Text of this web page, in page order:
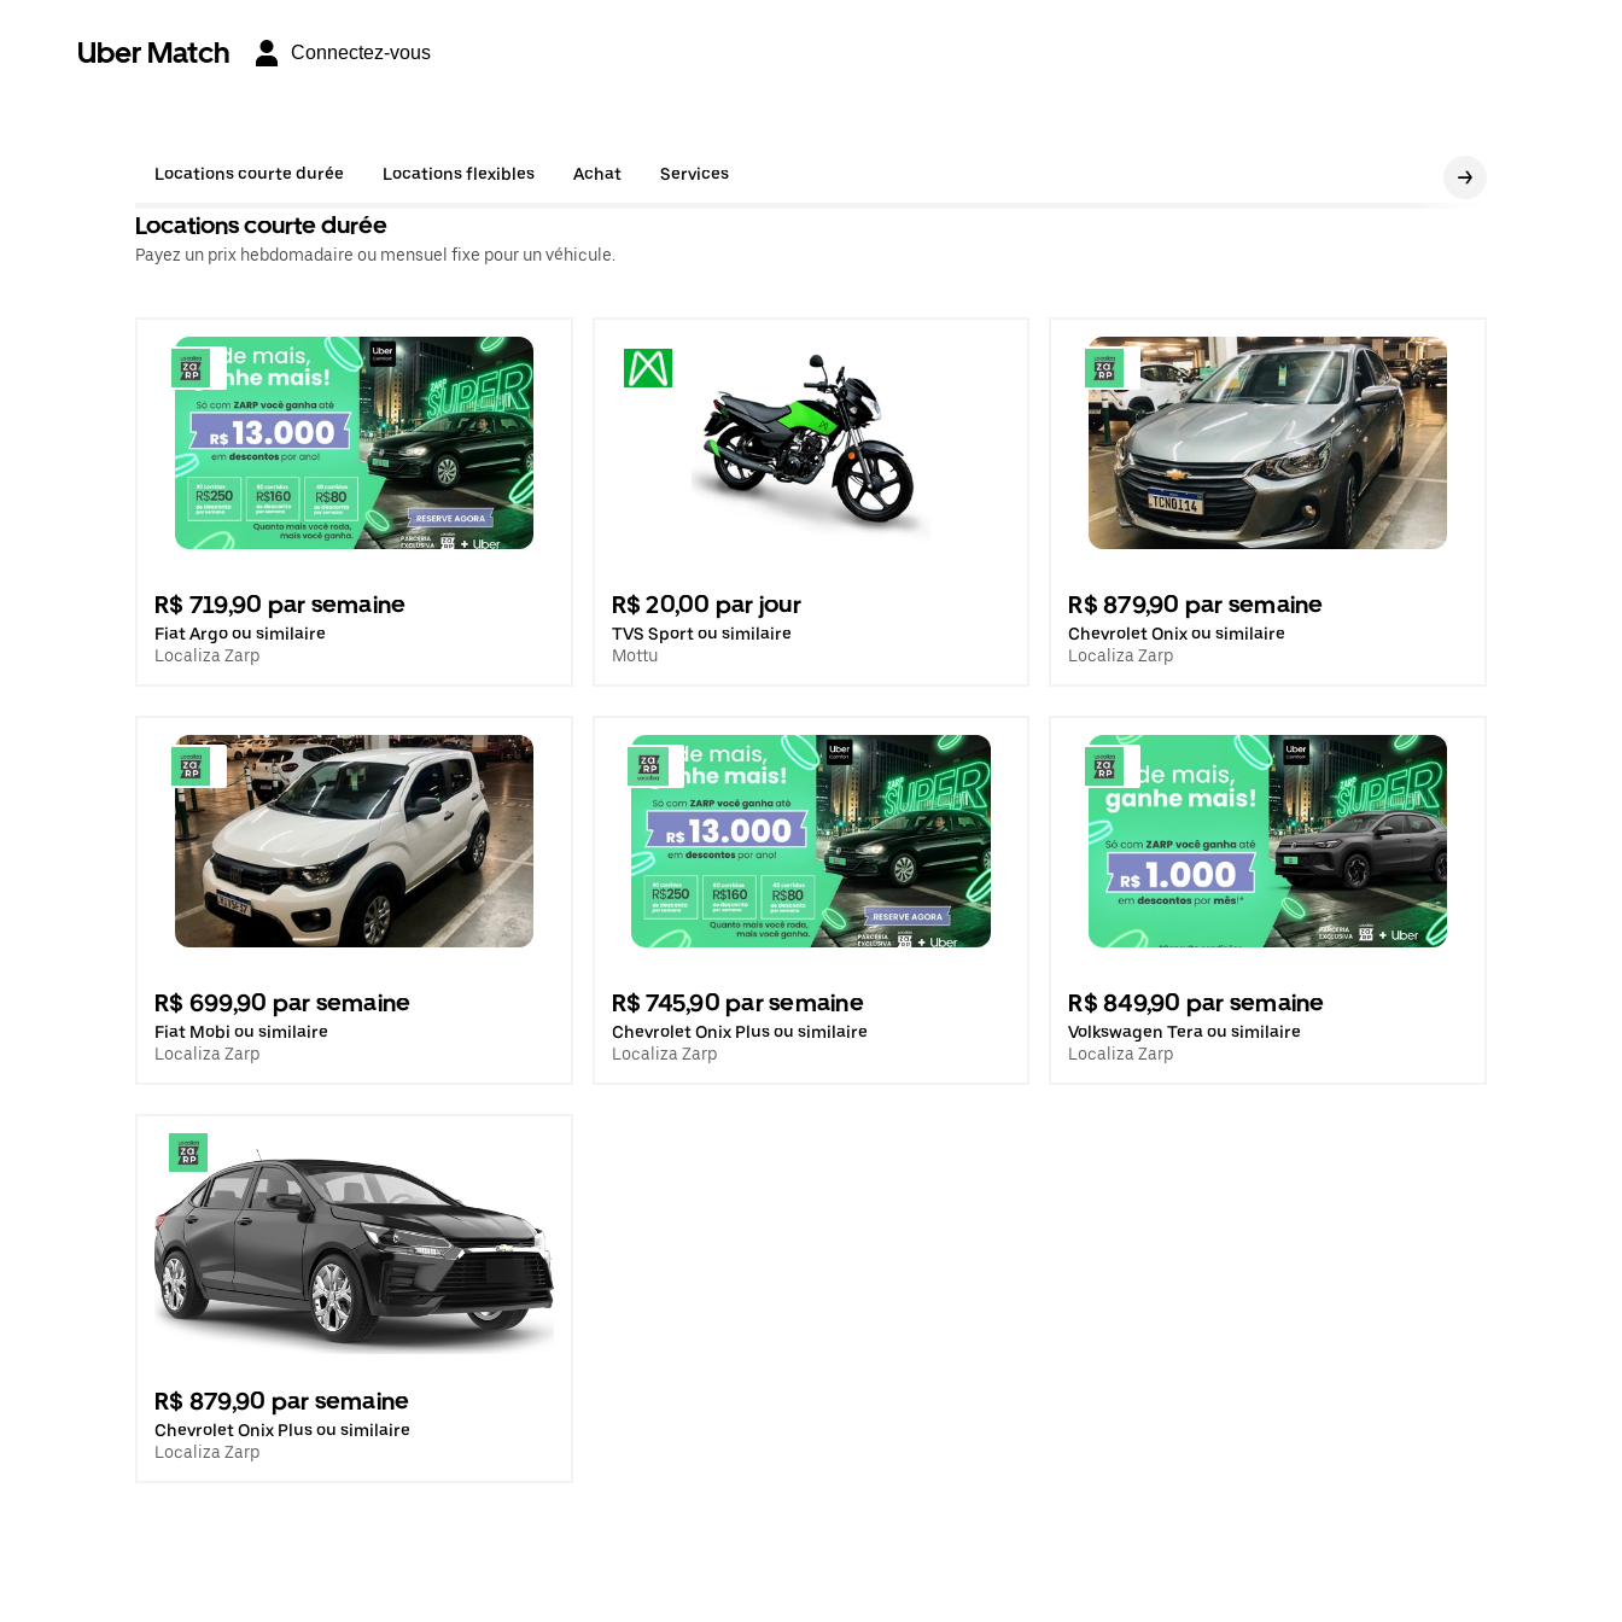
Uber Match Connectez-vous
Locations courte durée Locations flexibles Achat Services
Locations courte durée
Payez un prix hebdomadaire ou mensuel fixe pour un véhicule.
R$ 719,90 par semaine
Fiat Argo ou similaire
Localiza Zarp
R$ 20,00 par jour
TVS Sport ou similaire
Mottu
R$ 879,90 par semaine
Chevrolet Onix ou similaire
Localiza Zarp
R$ 699,90 par semaine
Fiat Mobi ou similaire
Localiza Zarp
R$ 745,90 par semaine
Chevrolet Onix Plus ou similaire
Localiza Zarp
R$ 849,90 par semaine
Volkswagen Tera ou similaire
Localiza Zarp
R$ 879,90 par semaine
Chevrolet Onix Plus ou similaire
Localiza Zarp